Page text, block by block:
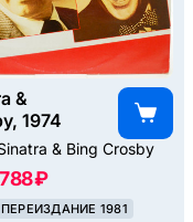
&
1974
& Bing Crosby
₽
ПЕРЕИЗДАНИЕ 1981